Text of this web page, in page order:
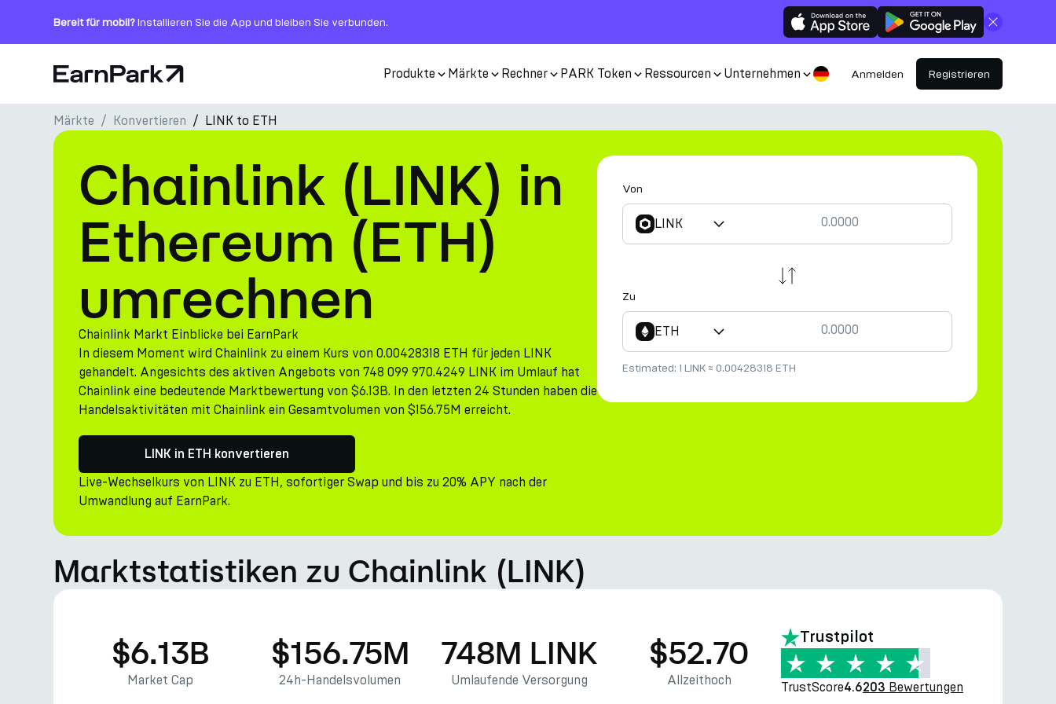
Bereit für mobil?Installieren Sie die App und bleiben Sie verbunden. Schließen
Startseite Produkte Märkte Rechner PARK Token Ressourcen Unternehmen Anmelden Registrieren
Produkte
Märkte
Rechner
PARK Token
Ressourcen
Unternehmen
Märkte Konvertieren LINK to ETH
Chainlink (LINK) in
Ethereum (ETH)
umrechnen
Chainlink Markt Einblicke bei EarnPark
In diesem Moment wird Chainlink zu einem Kurs von 0.00428318 ETH für jeden LINK
gehandelt. Angesichts des aktiven Angebots von 748 099 970.4249 LINK im Umlauf hat
Chainlink eine bedeutende Marktbewertung von $6.13B. In den letzten 24 Stunden haben die
Handelsaktivitäten mit Chainlink ein Gesamtvolumen von $156.75M erreicht.
LINK in ETH konvertieren
Live-Wechselkurs von LINK zu ETH, sofortiger Swap und bis zu 20% APY nach der
Umwandlung auf EarnPark.
Von
LINK
Zu
ETH
Estimated: 1 LINK ≈ 0.00428318 ETH
Marktstatistiken zu Chainlink (LINK)
$6.13B
Market Cap
$156.75M
24h-Handelsvolumen
748M LINK
Umlaufende Versorgung
$52.70
Allzeithoch
Trustpilot
TrustScore4.6203 Bewertungen